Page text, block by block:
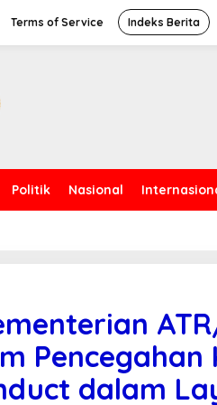
Terms of Service Indeks Berita
Politik Nasional
Pencegahan
dalam